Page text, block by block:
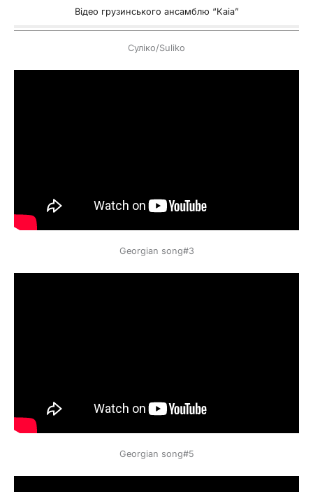
Відео грузинського ансамблю “Каіа”
Суліко/Suliko
Georgian song#3
Georgian song#5